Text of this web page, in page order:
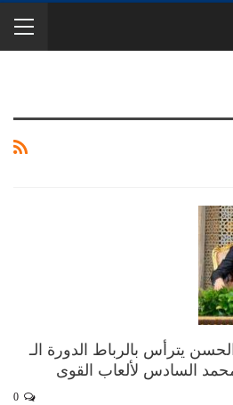
يترأس بالرباط الدورة الـ